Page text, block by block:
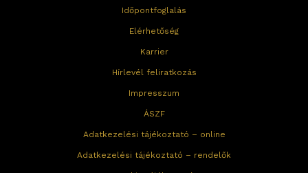
Időpontfoglalás
Elérhetőség
Karrier
Hírlevél feliratkozás
Impresszum
ÁSZF
Adatkezelési tájékoztató – online
Adatkezelési tájékoztató – rendelők